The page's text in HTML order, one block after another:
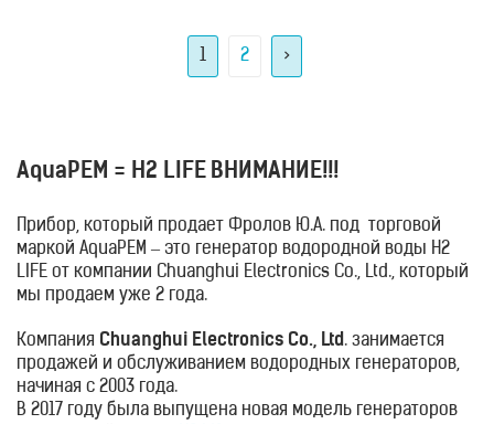
1 2 >
AquaPEM = H2 LIFE ВНИМАНИЕ!!!
Прибор, который продает Фролов Ю.А. под торговой
маркой AquaPEM – это генератор водородной воды H2
LIFE от компании Chuanghui Electronics Co., Ltd., который
мы продаем уже 2 года.
Компания Chuanghui Electronics Co., Ltd. занимается
продажей и обслуживанием водородных генераторов,
начиная с 2003 года.
В 2017 году была выпущена новая модель генераторов